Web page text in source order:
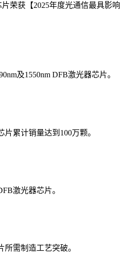
荣获【2025年度光通信最具影响
及1550nm DFB激光器芯片。
累计销量达到100万颗。
激光器芯片。
需制造工艺突破。